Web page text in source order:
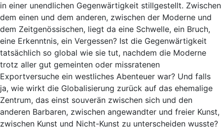
in einer unendlichen Gegenwärtigkeit stillgestellt. Zwischen
dem einen und dem anderen, zwischen der Moderne und
dem Zeitgenössischen, liegt da eine Schwelle, ein Bruch,
eine Erkenntnis, ein Vergessen? Ist die Gegenwärtigkeit
tatsächlich so global wie sie tut, nachdem die Moderne
trotz aller gut gemeinten oder missratenen
Exportversuche ein westliches Abenteuer war? Und falls
ja, wie wirkt die Globalisierung zurück auf das ehemalige
Zentrum, das einst souverän zwischen sich und den
anderen Barbaren, zwischen angewandter und freier Kunst,
zwischen Kunst und Nicht-Kunst zu unterscheiden wusste?